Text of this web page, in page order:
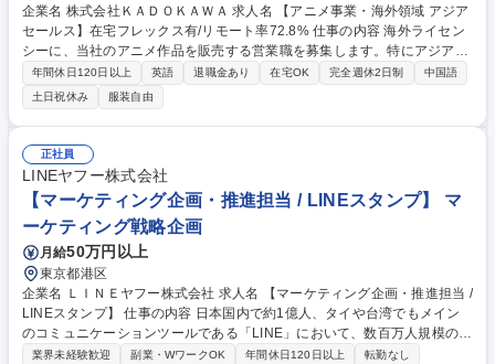
企業名 株式会社ＫＡＤＯＫＡＷＡ 求人名 【アニメ事業・海外領域 アジア
セールス】在宅フレックス有/リモート率72.8% 仕事の内容 海外ライセン
シーに、当社のアニメ作品を販売する営業職を募集します。特にアジアセ
ールス・サポートポジションを想定しています。窓口権やMD権の調整な
ど、難度の高い交渉をお任せする可能性もございます。 そのためライセン
ス営業として豊富なご経験でより事業を拡大するために能動的に動いて頂
く業務になります。 【具体的には】社外では、海外ライセンシーとのMT
G・諸条件の交渉、必要となる資料作成やデータ検証等。社内では、アニ
メプロデューサーや宣伝スタッフと連携し、営業戦略や作品評価のフィー
ドバック、各種調整等。※職務の変更範囲：会社の定める職務（出向先含
む） 募集職種 【アニメ事業・海外領域 アジアセールス】在宅フレックス
有/リモート率72.8%
年間休日120日以上 英語 退職金あり 在宅OK 完全週休2日制
中国語
土日祝休み
服装自由
正社員
LINEヤフー株式会社
【マーケティング企画・推進担当 / LINEスタンプ】 マ
ーケティング戦略企画
月給50万円以上
東京都港区
企業名 ＬＩＮＥヤフー株式会社 求人名 【マーケティング企画・推進担当 /
LINEスタンプ】 仕事の内容 日本国内で約1億人、タイや台湾でもメイン
のコミュニケーションツールである「LINE」において、数百万人規模の課
金ユーザーを誇る「LINEスタンプ・絵文字・着せかえ」事業のグロース
業界未経験歓迎 副業・WワークOK 年間休日120日以上
転勤なし